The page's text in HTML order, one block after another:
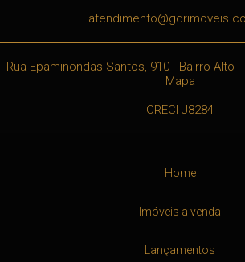
Rua Epaminondas Santos, 910 - Bairro Alto -
Mapa
CRECI J8284
Home
Imóveis a venda
Lançamentos